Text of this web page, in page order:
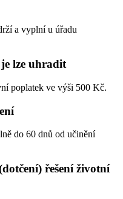
a vyplní u úřadu
lze uhradit
poplatek ve výši 500 Kč.
do 60 dnů od učinění
řešení životní